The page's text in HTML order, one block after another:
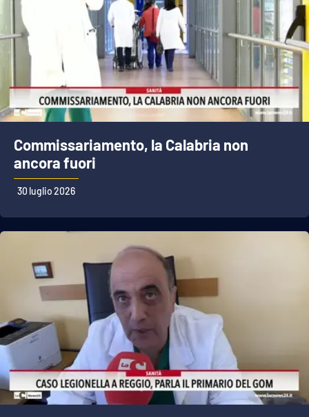
Commissariamento, la Calabria non
ancora fuori
30 luglio 2026